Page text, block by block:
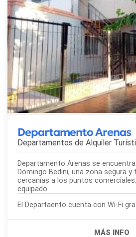
Departamento Arenas
Departamentos de Alquiler
Departamento Arenas se
Domingo Bedini, una zona segura y
cercanías a los puntos comerciales. Totalmente
equipado.
El Departaento cuenta con